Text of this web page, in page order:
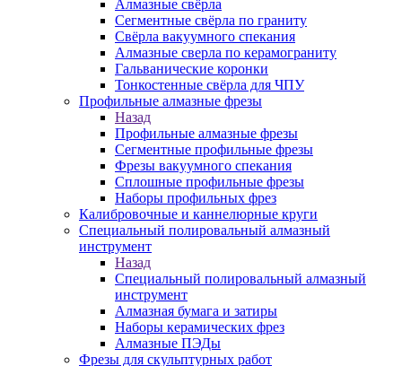
Алмазные свёрла
Сегментные свёрла по граниту
Свёрла вакуумного спекания
Алмазные сверла по керамограниту
Гальванические коронки
Тонкостенные свёрла для ЧПУ
Профильные алмазные фрезы
Назад
Профильные алмазные фрезы
Сегментные профильные фрезы
Фрезы вакуумного спекания
Сплошные профильные фрезы
Наборы профильных фрез
Калибровочные и каннелюрные круги
Специальный полировальный алмазный
инструмент
Назад
Специальный полировальный алмазный
инструмент
Алмазная бумага и затиры
Наборы керамических фрез
Алмазные ПЭДы
Фрезы для скульптурных работ